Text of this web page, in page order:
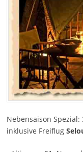
Nebensaison Spezial:
inklusive Freiflug